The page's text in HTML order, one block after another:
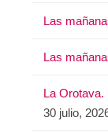
Las
Las
La Orotava.
30 julio,